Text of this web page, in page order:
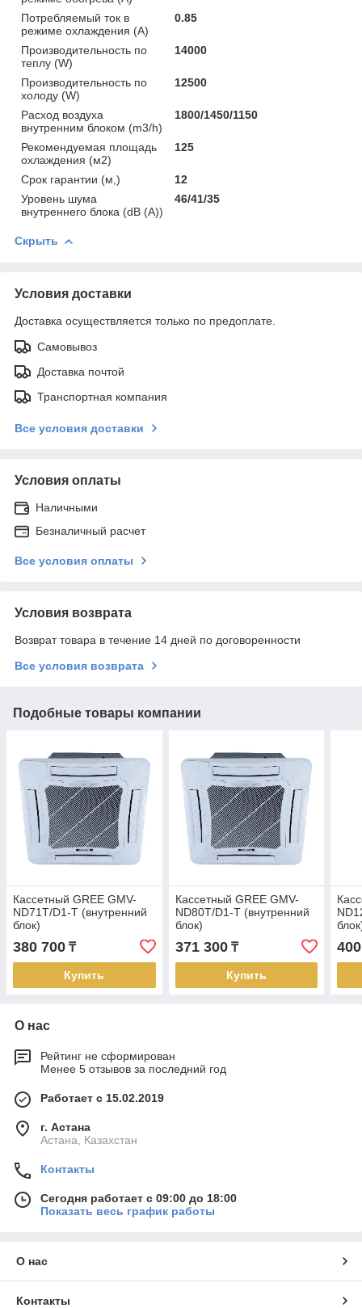
Потребляемый ток в
режиме охлаждения (A)
0.85
Производительность по
теплу (W)
14000
Производительность по
холоду (W)
12500
Расход воздуха
внутренним блоком (m3/h)
1800/1450/1150
Рекомендуемая площадь
охлаждения (м2)
125
Срок гарантии (м,)
12
Уровень шума
внутреннего блока (dB (A))
46/41/35
Скрыть
Условия доставки
Доставка осуществляется только по предоплате.
Самовывоз
Доставка почтой
Транспортная компания
Все условия доставки
Условия оплаты
Наличными
Безналичный расчет
Все условия оплаты
Условия возврата
Возврат товара в течение 14 дней по договоренности
Все условия возврата
Подобные товары компании
Кассетный GREE GMV-
ND71T/D1-T (внутренний
блок)
380 700 ₸
Купить
Кассетный GREE GMV-
ND80T/D1-T (внутренний
блок)
371 300₸
Купить
О нас
Рейтинг не сформирован
Менее 5 отзывов за последний год
Работает с 15.02.2019
г. Астана
Астана, Казахстан
Контакты
Сегодня работает с 09:00 до 18:00
Показать весь график работы
О нас
Контакты